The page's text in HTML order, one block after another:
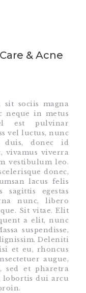
& Acne
sit sociis magna
neque in metus
est pulvinar
vel luctus, nunc
duis, donec id
vivamus viverra
vestibulum leo.
donec,
lacus felis
egestas
nunc, libero
Sit vitae. Elit
a elit, nunc
suspendisse,
Deleniti
et eu, rhoncus
augue,
sed et pharetra
lobortis dui arcu